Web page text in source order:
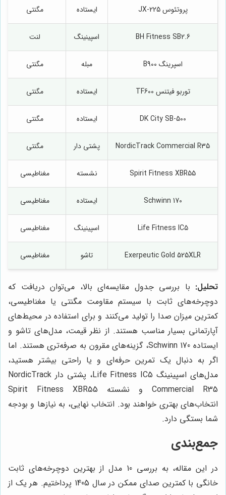
پروتئوس JX-225 ایستاده مگنتی
BH Fitness SB2.6 اسپینینگ لنت
اسپرینگ B900 مبله مگنتی
توربو فیتنس TF600 ایستاده مگنتی
DK City SB-500 ایستاده مگنتی
NordicTrack Commercial R35 پشتی دار مگنتی
Spirit Fitness XBR55 نشسته مغناطیسی
Schwinn 170 ایستاده مغناطیسی
Life Fitness IC5 اسپینینگ مغناطیسی
Exerpeutic Gold 525XLR تاشو مغناطیسی
تحلیل: با بررسی جدول مقایسه‌ای بالا، می‌توان دریافت که
دوچرخه‌های ثابت با سیستم مقاومت مگنتی یا مغناطیسی،
کمترین میزان صدا را تولید می‌کنند و برای استفاده در محیط‌های
آپارتمانی بسیار مناسب هستند. از نظر قیمت، مدل‌های تاشو و
ایستاده Schwinn 170، گزینه‌های مقرون به صرفه‌تری هستند. اما
اگر به دنبال یک تمرین حرفه‌ای و یا راحتی بیشتر هستید،
مدل‌های اسپینینگ Life Fitness IC5، پشتی دار NordicTrack
Commercial R35 و نشسته Spirit Fitness XBR55
انتخاب‌های بهتری خواهند بود. انتخاب نهایی، به نیازها و بودجه
شما بستگی دارد.
جمع‌بندی
در این مقاله، به بررسی 10 مدل از بهترین دوچرخه‌های ثابت
خانگی با کمترین صدای ممکن در سال 1405 پرداختیم. هر یک از